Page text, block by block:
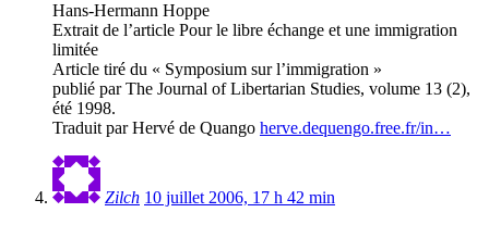
Hans-Hermann Hoppe
Extrait de l’article Pour le libre échange et une immigration
limitée
Article tiré du « Symposium sur l’immigration »
publié par The Journal of Libertarian Studies, volume 13 (2),
été 1998.
Traduit par Hervé de Quango herve.dequengo.free.fr/in…
Zilch 10 juillet 2006, 17 h 42 min